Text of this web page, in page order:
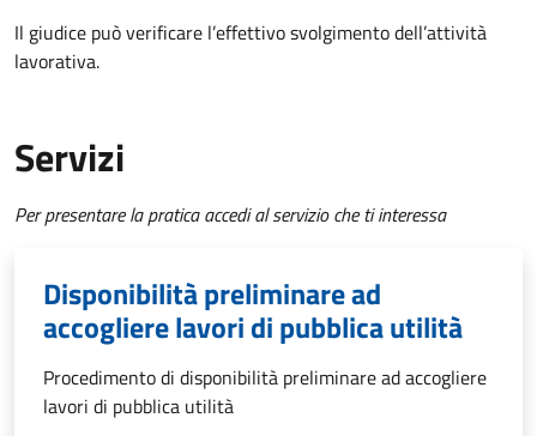
Il giudice può verificare l’effettivo svolgimento dell’attività
lavorativa.
Servizi
Per presentare la pratica accedi al servizio che ti interessa
Disponibilità preliminare ad
accogliere lavori di pubblica utilità
Procedimento di disponibilità preliminare ad accogliere
lavori di pubblica utilità